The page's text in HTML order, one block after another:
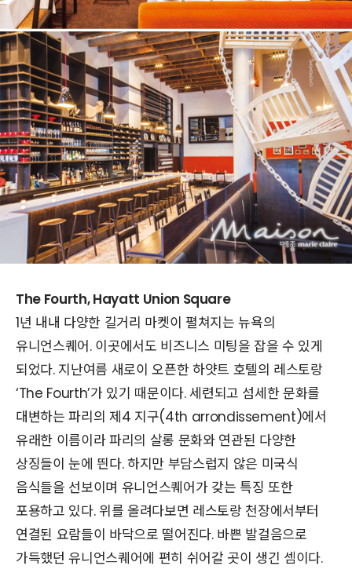
The Fourth, Hayatt Union Square
1년 내내 다양한 길거리 마켓이 펼쳐지는 뉴욕의
유니언스퀘어. 이곳에서도 비즈니스 미팅을 잡을 수 있게
되었다. 지난여름 새로이 오픈한 하얏트 호텔의 레스토랑
‘The Fourth’가 있기 때문이다. 세련되고 섬세한 문화를
대변하는 파리의 제4 지구(4th arrondissement)에서
유래한 이름이라 파리의 살롱 문화와 연관된 다양한
상징들이 눈에 띈다. 하지만 부담스럽지 않은 미국식
음식들을 선보이며 유니언스퀘어가 갖는 특징 또한
포용하고 있다. 위를 올려다보면 레스토랑 천장에서부터
연결된 요람들이 바닥으로 떨어진다. 바쁜 발걸음으로
가득했던 유니언스퀘어에 편히 쉬어갈 곳이 생긴 셈이다.